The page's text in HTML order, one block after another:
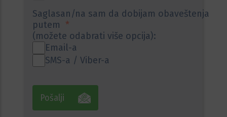
Saglasan/na sam da dobijam obaveštenja
putem *
(možete odabrati više opcija):
Email-a
SMS-a / Viber-a
Pošalji